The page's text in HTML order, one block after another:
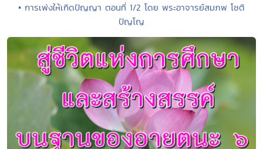
• การเพ่งให้เกิดปัญญา ตอนที่ 1/2 โดย พระอาจารย์สมภพ โชติ
ปัญโญ